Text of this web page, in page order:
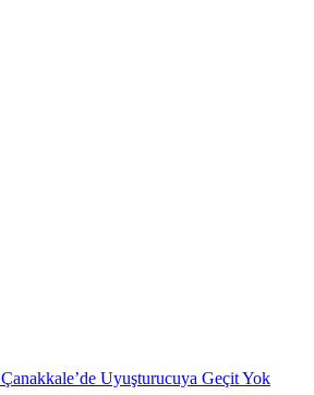
Çanakkale’de Uyuşturucuya Geçit Yok